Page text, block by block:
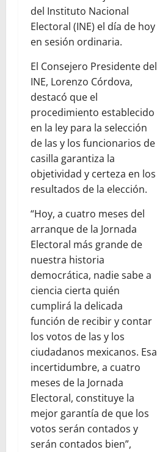
del Instituto Nacional
Electoral (INE) el día de hoy
en sesión ordinaria.
El Consejero Presidente del
INE, Lorenzo Córdova,
destacó que el
procedimiento establecido
en la ley para la selección
de las y los funcionarios de
casilla garantiza la
objetividad y certeza en los
resultados de la elección.
“Hoy, a cuatro meses del
arranque de la Jornada
Electoral más grande de
nuestra historia
democrática, nadie sabe a
ciencia cierta quién
cumplirá la delicada
función de recibir y contar
los votos de las y los
ciudadanos mexicanos. Esa
incertidumbre, a cuatro
meses de la Jornada
Electoral, constituye la
mejor garantía de que los
votos serán contados y
serán contados bien”,